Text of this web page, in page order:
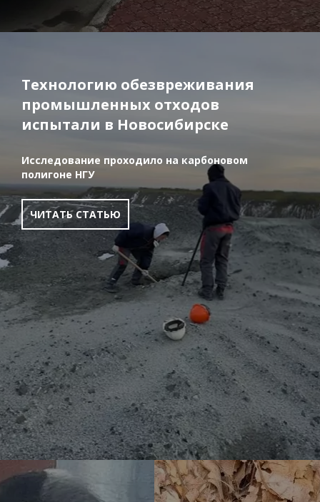
Технологию обезвреживания
промышленных отходов
испытали в Новосибирске
Исследование проходило на карбоновом
полигоне НГУ
ЧИТАТЬ СТАТЬЮ